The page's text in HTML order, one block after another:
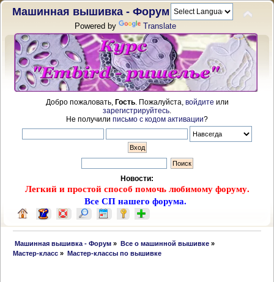
Машинная вышивка - Форум
Powered by Translate
Добро пожаловать, Гость. Пожалуйста, войдите или
зарегистрируйтесь
Не получили письмо с кодом активации?
Новости:
Легкий и простой способ помочь любимому форуму.
Все СП нашего форума.
Машинная вышивка - Форум » Все о машинной вышивке»
Мастер-класс » Мастер-классы по вышивке